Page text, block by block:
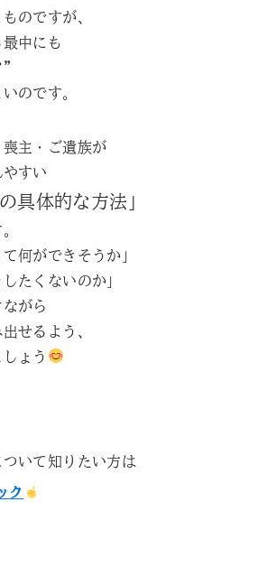
のですが、
中にも
”
のです。
主・ご遺族が
すい
具体的な方法」
何ができそうか」
たくないのか」
がら
せるよう、
ょう
ついて知りたい方は
ク